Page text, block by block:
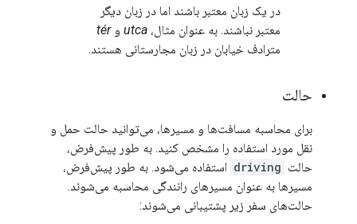
در یک زبان معتبر باشند اما در زبان دیگر
معتبر نباشند. به عنوان مثال، utca وtér
مترادف خیابان در زبان مجارستانی هستند.
حالت
برای محاسبه مسافت‌ها و مسیرها، می‌توانید حالت حمل و
نقل مورد استفاده را مشخص کنید. به طور پیش‌فرض،
حالت driving استفاده می‌شود. به طور پیش‌فرض،
مسیرها به عنوان مسیرهای رانندگی محاسبه می‌شوند.
حالت‌های سفر زیر پشتیبانی می‌شوند: